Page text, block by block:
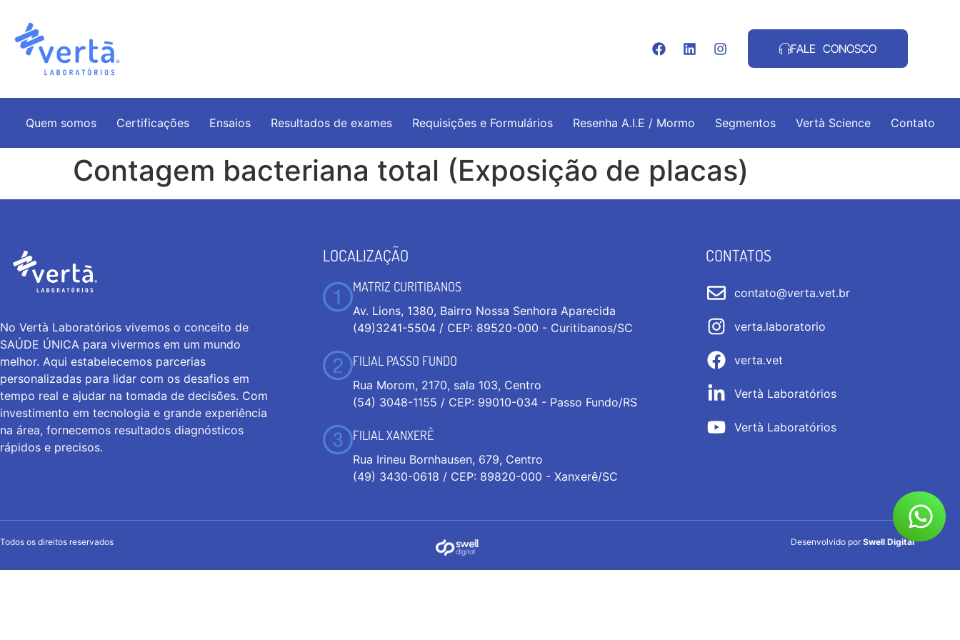
FALE CONOSCO
Quem somos Certificações Ensaios Resultados de exames Requisições e Formulários Resenha A.I.E / Mormo Segmentos Vertà Science Contato
Contagem bacteriana total (Exposição de placas)
No Vertà Laboratórios vivemos o conceito de
SAÚDE ÚNICA para vivermos em um mundo
melhor. Aqui estabelecemos parcerias
personalizadas para lidar com os desafios em
tempo real e ajudar na tomada de decisões. Com
investimento em tecnologia e grande experiência
na área, fornecemos resultados diagnósticos
rápidos e precisos.
LOCALIZAÇÃO
MATRIZ CURITIBANOS
Av. Lions, 1380, Bairro Nossa Senhora Aparecida
(49)3241-5504 / CEP: 89520-000 - Curitibanos/SC
FILIAL PASSO FUNDO
Rua Morom, 2170, sala 103, Centro
(54) 3048-1155 / CEP: 99010-034 - Passo Fundo/RS
FILIAL XANXERÊ
Rua Irineu Bornhausen, 679, Centro
(49) 3430-0618 / CEP: 89820-000 - Xanxerê/SC
CONTATOS
contato@verta.vet.br
verta.laboratorio
verta.vet
Vertà Laboratórios
Vertà Laboratórios
Todos os direitos reservados Desenvolvido por Swell Digital